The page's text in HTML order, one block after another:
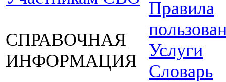
СПРАВОЧНАЯ
ИНФОРМАЦИЯ
Правила
Услуги
Словарь